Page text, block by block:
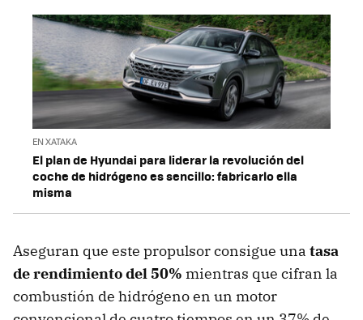
EN XATAKA
El plan de Hyundai para liderar la revolución del
coche de hidrógeno es sencillo: fabricarlo ella
misma
Aseguran que este propulsor consigue una tasa
de rendimiento del 50% mientras que cifran la
combustión de hidrógeno en un motor